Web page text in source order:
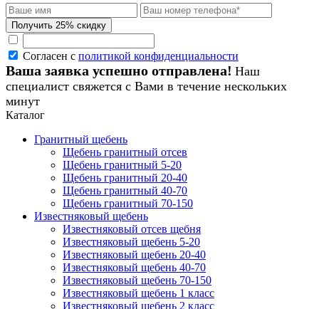
Согласен с политикой конфиденциальности
Ваша заявка успешно отправлена! Наш
специалист свяжется с Вами в течение нескольких
минут
Каталог
Гранитный щебень
Щебень гранитный отсев
Щебень гранитный 5-20
Щебень гранитный 20-40
Щебень гранитный 40-70
Щебень гранитный 70-150
Известняковый щебень
Известняковый отсев щебня
Известняковый щебень 5-20
Известняковый щебень 20-40
Известняковый щебень 40-70
Известняковый щебень 70-150
Известняковый щебень 1 класс
Известняковый щебень 2 класс